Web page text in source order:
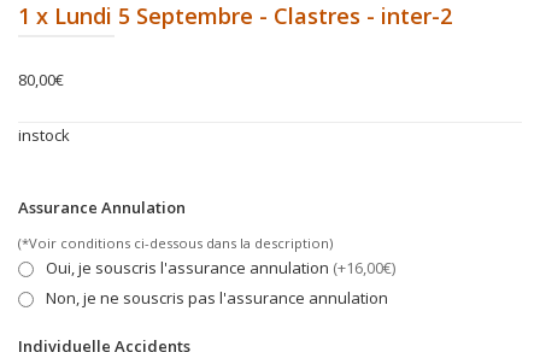
1 x Lundi 5 Septembre - Clastres - inter-2
80,00€
instock
Assurance Annulation
(*Voir conditions ci-dessous dans la description)
Oui, je souscris l'assurance annulation (+16,00€)
Non, je ne souscris pas l'assurance annulation
Individuelle Accidents